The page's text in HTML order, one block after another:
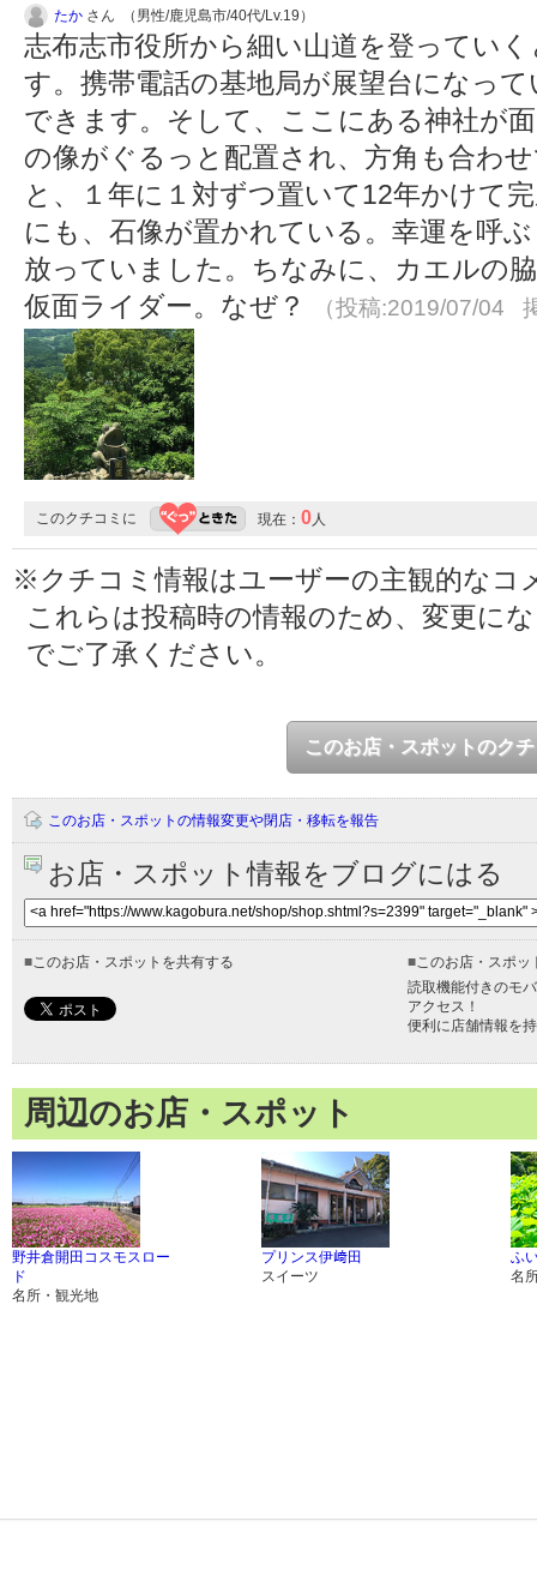
たか さん （男性/鹿児島市/40代/Lv.19）
志布志市役所から細い山道を登ってい
す。携帯電話の基地局が展望台になっ
できます。そして、ここにある神社が
の像がぐるっと配置され、方角も合わ
と、１年に１対ずつ置いて12年かけて
にも、石像が置かれている。幸運を呼
放っていました。ちなみに、カエルの
仮面ライダー。なぜ？
（投稿:2019/07/04
このクチコミに 現在： 0 人
※クチコミ情報はユーザーの主観的なコ
これらは投稿時の情報のため、変更に
でご了承ください。
このお店・スポットのク
このお店・スポットの情報変更や閉店・移転を報告
お店・スポット情報をブログにはる
■ このお店・スポットを共有する ■ このお店・スポ
読取機能付きのモ
アクセス！
便利に店舗情報を
周辺のお店・スポット
野井倉開田コスモスロー
ド
名所・観光地
プリンス伊﨑田
スイーツ
ふ
名